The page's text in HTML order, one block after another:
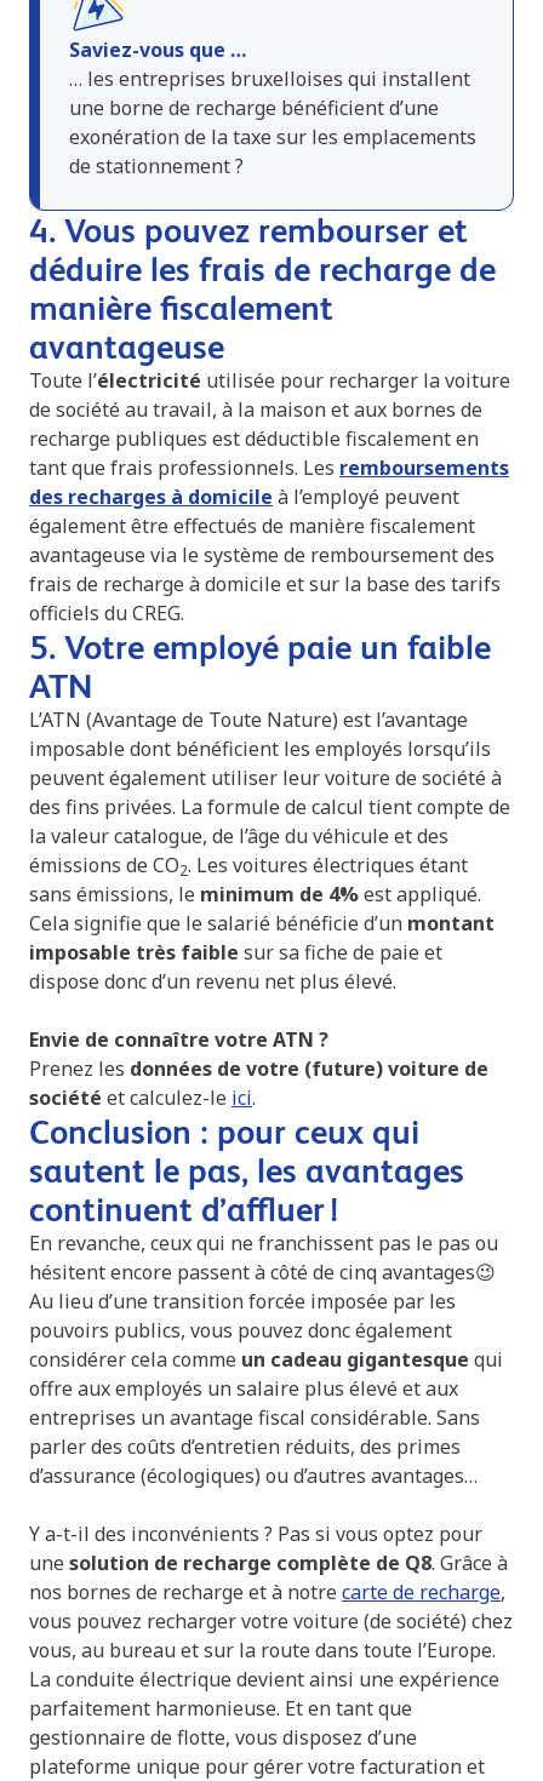
Saviez-vous que …
… les entreprises bruxelloises qui installent
une borne de recharge bénéficient d’une
exonération de la taxe sur les emplacements
de stationnement ?
4. Vous pouvez rembourser et
déduire les frais de recharge de
manière fiscalement
avantageuse
Toute l’électricité utilisée pour recharger la voiture
de société au travail, à la maison et aux bornes de
recharge publiques est déductible fiscalement en
tant que frais professionnels. Les remboursements
des recharges à domicile à l’employé peuvent
également être effectués de manière fiscalement
avantageuse via le système de remboursement des
frais de recharge à domicile et sur la base des tarifs
officiels du CREG.
5. Votre employé paie un faible
ATN
L’ATN (Avantage de Toute Nature) est l’avantage
imposable dont bénéficient les employés lorsqu’ils
peuvent également utiliser leur voiture de société à
des fins privées. La formule de calcul tient compte de
la valeur catalogue, de l’âge du véhicule et des
émissions de CO2. Les voitures électriques étant
sans émissions, le minimum de 4%est appliqué.
Cela signifie que le salarié bénéficie d’un montant
imposable très faible sur sa fiche de paie et
dispose donc d’un revenu net plus élevé.
Envie de connaître votre ATN ?
Prenez les données de votre (future) voiture de
société et calculez-le ici.
Conclusion : pour ceux qui
sautent le pas, les avantages
continuent d’affluer !
En revanche, ceux qui ne franchissent pas le pas ou
hésitent encore passent à côté de cinq avantages😉
Au lieu d’une transition forcée imposée par les
pouvoirs publics, vous pouvez donc également
considérer cela comme un cadeau gigantesque qui
offre aux employés un salaire plus élevé et aux
entreprises un avantage fiscal considérable. Sans
parler des coûts d’entretien réduits, des primes
d’assurance (écologiques) ou d’autres avantages…
Y a-t-il des inconvénients ? Pas si vous optez pour
unesolution de recharge complète de Q8. Grâce à
nos bornes de recharge et à notrecarte de recharge,
vous pouvez recharger votre voiture (de société) chez
vous, au bureau et sur la route dans toute l’Europe.
La conduite électrique devient ainsi une expérience
parfaitement harmonieuse. Et en tant que
gestionnaire de flotte, vous disposez d’une
plateforme unique pour gérer votre facturation et